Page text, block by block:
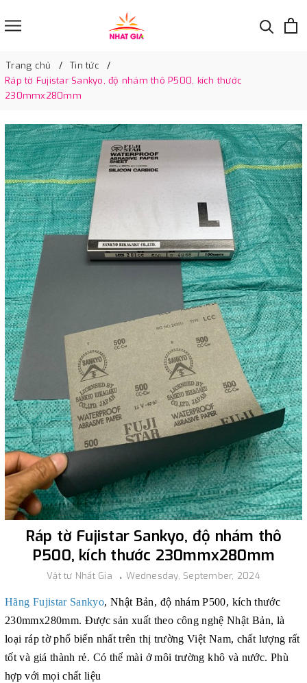
Trang chủ
Tin tức
Ráp tờ Fujistar Sankyo, độ nhám thô P500, kích thước
230mmx280mm
Ráp tờ Fujistar Sankyo, độ nhám thô
P500, kích thước 230mmx280mm
Vật tư Nhất Gia Wednesday, September, 2024
Hãng Fujistar Sankyo, Nhật Bản, độ nhám P500, kích thước
230mmx280mm. Được sản xuất theo công nghệ Nhật Bản, là
loại ráp tờ phổ biến nhất trên thị trường Việt Nam, chất lượng rất
tốt và giá thành rẻ. Có thể mài ở môi trường khô và nước. Phù
hợp với mọi chất liệu